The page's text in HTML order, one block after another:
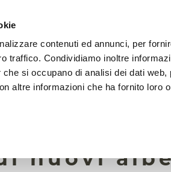
contenuti ed annunci, per
traffico. Condividiamo inoltre
si occupano di analisi dei dati
altre informazioni che ha fornito loro
LA FONDAZIONE ATTIVITÀ
vuole
nuovi